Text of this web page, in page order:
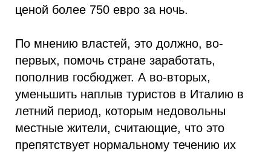
ценой более 750 евро за ночь.
По мнению властей, это должно, во-
первых, помочь стране заработать,
пополнив госбюджет. А во-вторых,
уменьшить наплыв туристов в Италию в
летний период, которым недовольны
местные жители, считающие, что это
препятствует нормальному течению их